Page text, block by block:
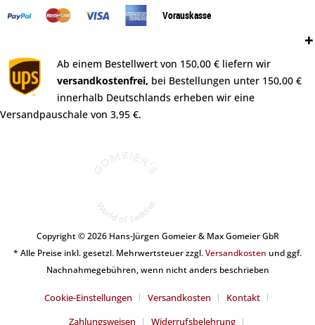
Vorauskasse
Ab einem Bestellwert von 150,00 € liefern wir
versandkostenfrei, bei Bestellungen unter 150,00 €
innerhalb Deutschlands erheben wir eine
Versandpauschale von 3,95 €.
Copyright © 2026 Hans-Jürgen Gomeier & Max Gomeier GbR
* Alle Preise inkl. gesetzl. Mehrwertsteuer zzgl.Versandkosten und ggf.
Nachnahmegebühren, wenn nicht anders beschrieben
Cookie-Einstellungen Versandkosten
Kontakt
Zahlungsweisen
Widerrufsbelehrung